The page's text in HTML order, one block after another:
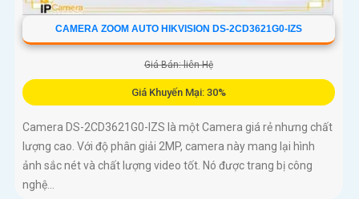
CAMERA ZOOM AUTO HIKVISION DS-2CD3621G0-IZS
Giá Bán: liên Hệ
Giá Khuyến Mại: 30%
Camera DS-2CD3621G0-IZS là một Camera giá rẻ nhưng chất
lượng cao. Với độ phân giải 2MP, camera này mang lại hình
ảnh sắc nét và chất lượng video tốt. Nó được trang bị công
nghệ...